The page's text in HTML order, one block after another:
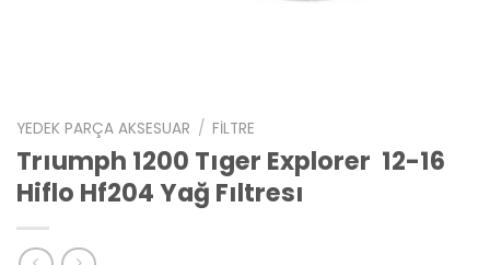
YEDEK PARÇA AKSESUAR / FILTRE
Trıumph 1200 Tıger Explorer 12-16
Hiflo Hf204 Yağ Fıltresı